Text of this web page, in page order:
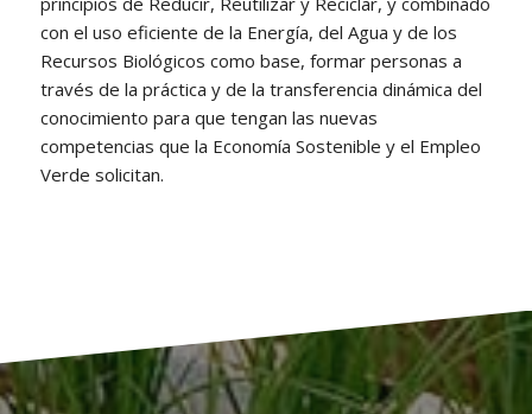
con el uso eficiente de la Energía, del Agua y de los
Recursos Biológicos como base, formar personas a
través de la práctica y de la transferencia dinámica del
conocimiento para que tengan las nuevas
competencias que la Economía Sostenible y el Empleo
Verde solicitan.